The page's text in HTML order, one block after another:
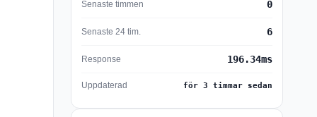
Senaste timmen 0
Senaste 24 tim. 6
Response 196.34ms
Uppdaterad för 3 timmar sedan